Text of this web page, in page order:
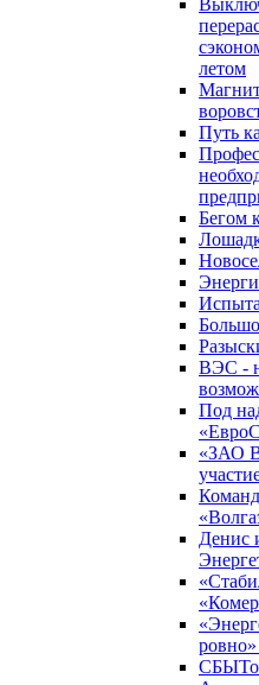
летом
Путь
Бегом
ВЭС -
Под
«ЗАО
Денис
ровно»